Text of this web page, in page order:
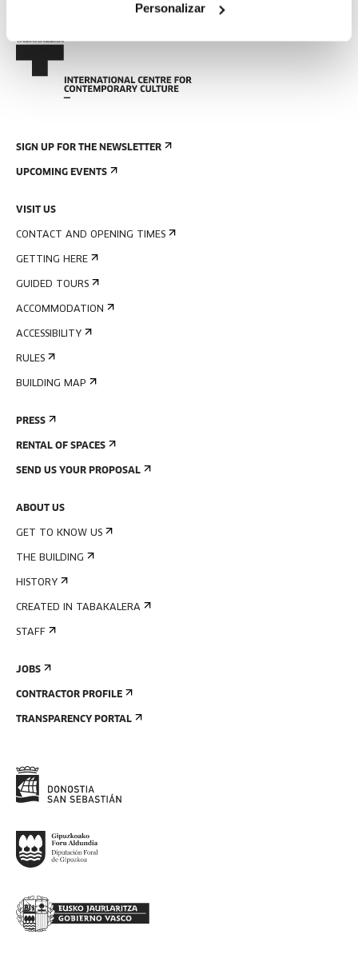
Personalizar
SIGN UP FOR THE NEWSLETTER
UPCOMING EVENTS
VISIT US
CONTACT AND OPENING TIMES
GETTING HERE
GUIDED TOURS
ACCOMMODATION
ACCESSIBILITY
RULES
BUILDING MAP
PRESS
RENTAL OF SPACES
SEND US YOUR PROPOSAL
ABOUT US
GET TO KNOW US
THE BUILDING
HISTORY
CREATED IN TABAKALERA
STAFF
JOBS
CONTRACTOR PROFILE
TRANSPARENCY PORTAL